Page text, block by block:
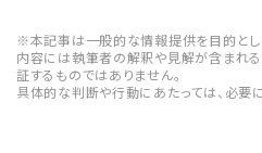
※本記事は一般的な情報提供を目的とし
内容には執筆者の解釈や見解が含まれ
証するものではありません。
具体的な判断や行動にあたっては、必要